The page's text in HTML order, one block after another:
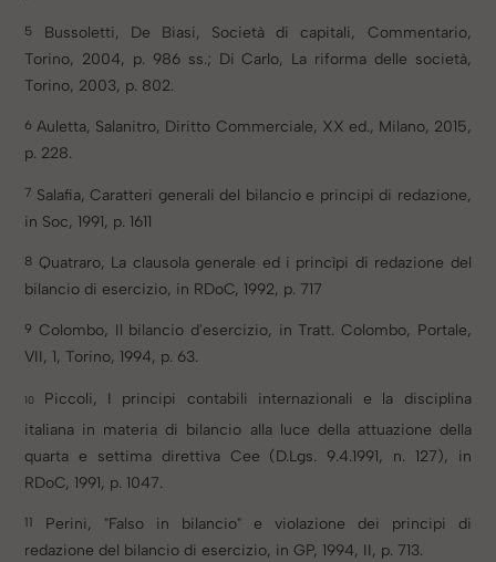
5
Bussoletti, De Biasi, Società di capitali, Commentario,
Torino, 2004, p. 986 ss.; Di Carlo, La riforma delle società,
Torino, 2003, p. 802.
6 Auletta, Salanitro, Diritto Commerciale, XX ed., Milano, 2015,
p. 228.
7 Salafia, Caratteri generali del bilancio e principi di redazione,
in Soc, 1991, p. 1611
8 Quatraro, La clausola generale ed i princìpi di redazione del
bilancio di esercizio, in RDoC, 1992, p. 717
9 Colombo, Il bilancio d'esercizio, in Tratt. Colombo, Portale,
VII, 1, Torino, 1994, p. 63.
10
Piccoli, I principi contabili internazionali e la disciplina
italiana in materia di bilancio alla luce della attuazione della
quarta e settima direttiva Cee (D.Lgs. 9.4.1991, n. 127), in
RDoC, 1991, p. 1047.
11
Perini, "Falso in bilancio" e violazione dei principi di
redazione del bilancio di esercizio, in GP, 1994, II, p. 713.